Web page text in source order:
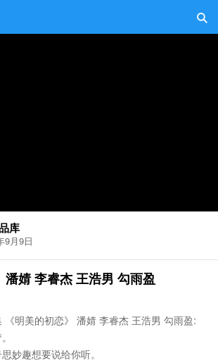
库
9月9日
潘婧 李睿杰 王浩男 勾雨盈
《明美的初恋》 潘婧 李睿杰 王浩男 勾雨盈:
妙趣想要说给你听。